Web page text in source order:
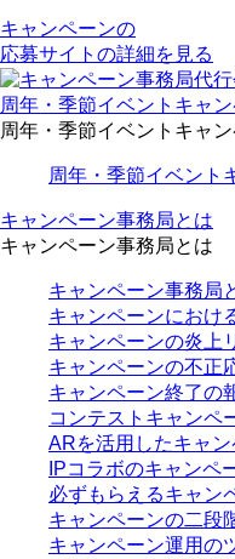
キャンペーンの
応募サイトの詳細を見る
周年・季節イベントキャ
周年・季節イベントキャ
周年・季節イベント
キャンペーン事務局とは
キャンペーン事務局とは
キャンペーン事務局
キャンペーンにおけ
キャンペーンの炎上
キャンペーンの不正
キャンペーン終了の
コンテストキャンペ
ARを活用したキャ
IPコラボのキャンペ
必ずもらえるキャン
キャンペーンの二段
キャンペーン運用の